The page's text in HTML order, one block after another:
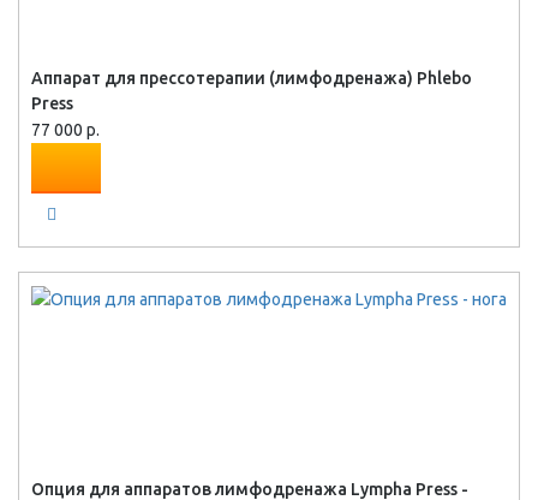
Аппарат для прессотерапии (лимфодренажа) Phlebo
Press
77 000 р.
Опция для аппаратов лимфодренажа Lympha Press -